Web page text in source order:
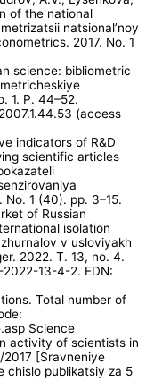
of the national
natsional’noy
2017. No. 1
science: bibliometric
1. P. 44–52.
(access
indicators of R&D
scientific articles
1 (40). pp. 3–15.
of Russian
isolation
v usloviyakh
2022. T. 13, no. 4.
2022-13-4-2. EDN:
Total number of
Science
activity of scientists in
2017 [Sravneniye
chislo publikatsiy za 5